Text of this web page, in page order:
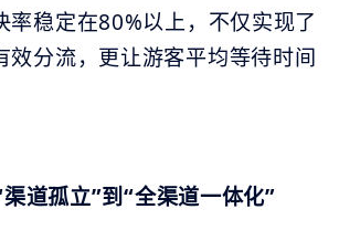
率稳定在80%以上，不仅实现了
效分流，更让游客平均等待时间
道孤立”到“全渠道一体化”